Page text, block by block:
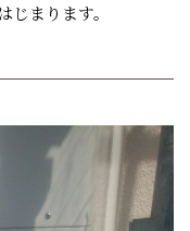
まります。